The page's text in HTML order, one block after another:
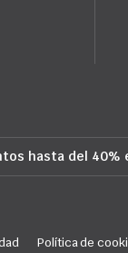
hasta del 40%
Política de